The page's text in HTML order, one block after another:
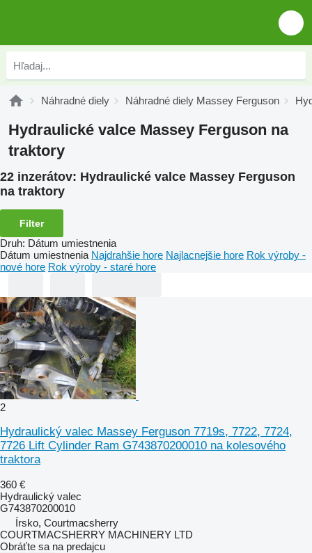
Náhradné diely Náhradné diely Massey Ferguson
Hydraulické valce Massey Ferguson na
traktory
22 inzerátov: Hydraulické valce Massey Ferguson
na traktory
Filter
Druh: Dátum umiestnenia
Dátum umiestnenia Najdrahšie hore Najlacnejšie hore Rok výroby -
nové hore Rok výroby - staré hore
2
Hydraulický valec Massey Ferguson 7719s, 7722, 7724,
7726 Lift Cylinder Ram G743870200010 na kolesového
traktora
360 €
Hydraulický valec
G743870200010
Írsko, Courtmacsherry
COURTMACSHERRY MACHINERY LTD
Obráťte sa na predajcu